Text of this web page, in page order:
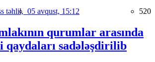
təhlil, 05 avqust, 15:12 520
qurumlar arasında
qaydaları sadələşdirilib